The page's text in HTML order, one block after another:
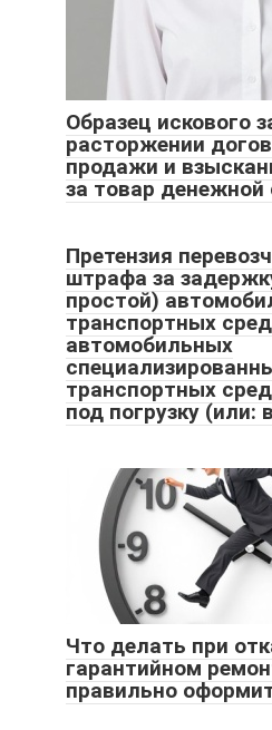
Образец искового
расторжении
продажи и
за товар
Претензия
штрафа за
простой)
транспортных
автомобильных
транспортных
под погрузку (или:
Что делать при
гарантийном
правильно